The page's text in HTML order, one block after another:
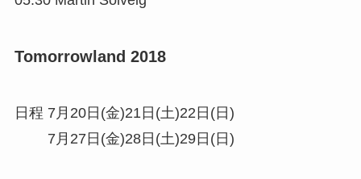
Tomorrowland 2018
日程 7月20日(金)21日(土)22日(日)
7月27日(金)28日(土)29日(日)